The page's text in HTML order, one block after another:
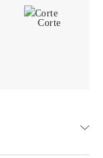
Corte